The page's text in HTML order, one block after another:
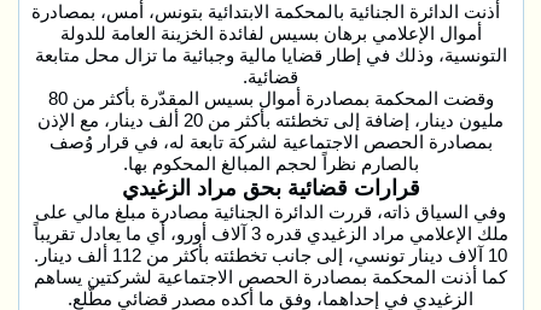
أذنت الدائرة الجنائية بالمحكمة الابتدائية بتونس، أمس، بمصادرة
أموال الإعلامي برهان بسيس لفائدة الخزينة العامة للدولة
التونسية، وذلك في إطار قضايا مالية وجبائية ما تزال محل متابعة
قضائية.
وقضت المحكمة بمصادرة أموال بسيس المقدّرة بأكثر من 80
مليون دينار، إضافة إلى تخطئته بأكثر من 20 ألف دينار، مع الإذن
بمصادرة الحصص الاجتماعية لشركة تابعة له، في قرار وُصف
بالصارم نظراً لحجم المبالغ المحكوم بها.
قرارات قضائية بحق مراد الزغيدي
وفي السياق ذاته، قررت الدائرة الجنائية مصادرة مبلغ مالي على
ملك الإعلامي مراد الزغيدي قدره 3 آلاف أورو، أي ما يعادل تقريباً
10 آلاف دينار تونسي، إلى جانب تخطئته بأكثر من 112 ألف دينار.
كما أذنت المحكمة بمصادرة الحصص الاجتماعية لشركتين يساهم
الزغيدي في إحداهما، وفق ما أكده مصدر قضائي مطّلع.